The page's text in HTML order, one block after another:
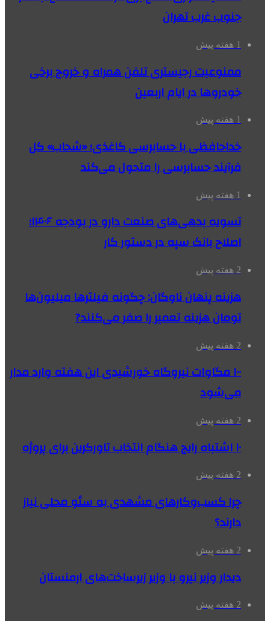
جنوب غرب تهران
1 هفته پیش
ممنوعیت رجیستری تلفن همراه و خروج برخی
خودروها در ایام اربعین
1 هفته پیش
خداحافظی با حسابرسی کاغذی؛ «شحاب» کل
فرآیند حسابرسی را متحول می‌کند
1 هفته پیش
تسویه بدهی‌های صنعت دارو در بودجه ۱۴۰۶؛
اصلاح بانک سپه در دستور کار
2 هفته پیش
هزینه پنهان ناوگان: چگونه فیلترها میلیون‌ها
تومان هزینه تعمیر را صفر می‌کنند?
2 هفته پیش
۱۰۰ مگاوات نیروگاه‌ خورشیدی این هفته وارد مدار
می‌شود
2 هفته پیش
۱۰ اشتباه رایج هنگام انتخاب تاورکرین برای پروژه
2 هفته پیش
چرا کسب‌وکارهای مشهدی به سئو محلی نیاز
دارند؟
2 هفته پیش
دیدار وزیر نیرو با وزیر زیرساخت‌های ارمنستان
2 هفته پیش